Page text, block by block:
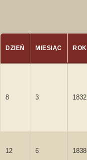
DZIEŃ MIESIĄC ROK
8 3 1832
12 6 1838